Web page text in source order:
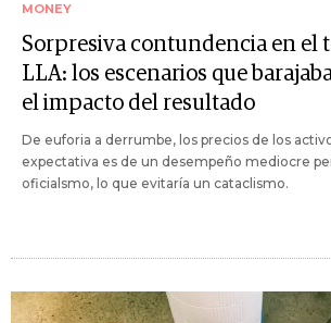
MONEY
Sorpresiva contundencia en el
LLA: los escenarios que
el impacto del resultado
De euforia a derrumbe, los precios de los
expectativa es de un desempeño mediocre
oficialsmo, lo que evitaría un cataclismo.